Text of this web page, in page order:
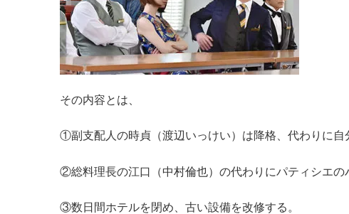
その内容とは、
①副支配人の時貞（渡辺いっけい）は降格、代わりに自
②総料理長の江口（中村倫也）の代わりにパティシエの
③数日間ホテルを閉め、古い設備を改修する。